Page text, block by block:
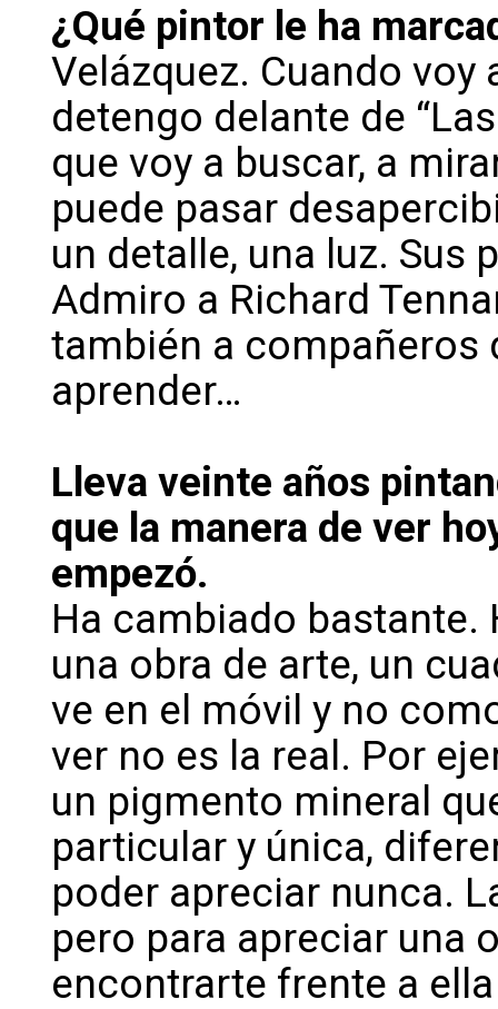
¿Qué pintor le ha
Velázquez. Cuando
detengo delante de
que voy a buscar, a
puede pasar
un detalle, una luz. Sus
Admiro a Richard
también a compañeros
aprender…
Lleva veinte años
que la manera de ver
empezó.
Ha cambiado bastante.
una obra de arte, un
ve en el móvil y no
ver no es la real. Por
un pigmento mineral
particular y única,
poder apreciar nunca.
pero para apreciar una
encontrarte frente a